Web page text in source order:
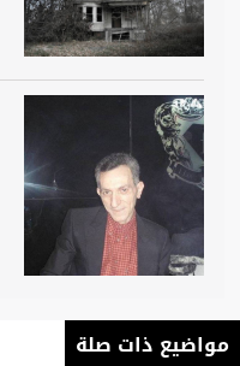
مواضيع ذات صلة